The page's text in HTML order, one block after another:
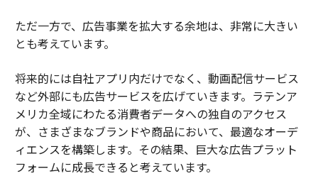
ただ一方で、広告事業を拡大する余地は、非常に大きい
とも考えています。
将来的には自社アプリ内だけでなく、動画配信サービス
など外部にも広告サービスを広げていきます。ラテンア
メリカ全域にわたる消費者データへの独自のアクセス
が、さまざまなブランドや商品において、最適なオーデ
ィエンスを構築します。その結果、巨大な広告プラット
フォームに成長できると考えています。